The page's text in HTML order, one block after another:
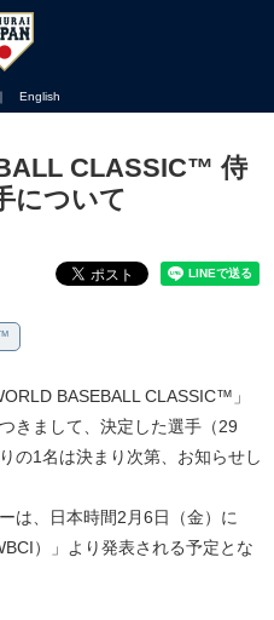
｜ English
CLASSIC™ 侍
について
BASEBALL CLASSIC™」
きまして、決定した選手（29
の1名は決まり次第、お知らせし
は、日本時間2月6日（金）に
）」より発表される予定とな